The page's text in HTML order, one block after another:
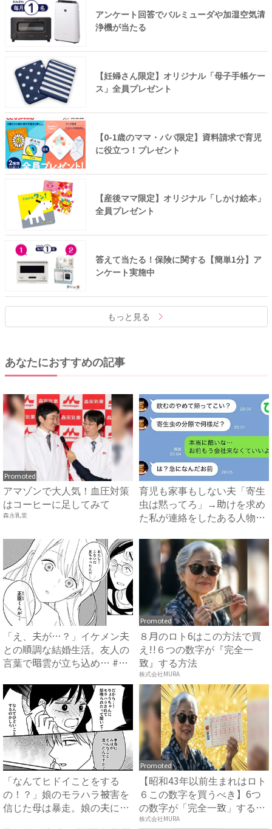
アンケート回答でバルミューダや加湿空気清
浄機が当たる
【妊婦さん限定】オリジナル「母子手帳ケー
ス」全員プレゼント
【0-1歳のママ・パパ限定】資料請求で育児
に役立つ！プレゼント
【産後ママ限定】オリジナル「しかけ絵本」
全員プレゼント
答えて当たる！保険に関する【簡単1分】ア
ンケート実施中
もっと見る
あなたにおすすめの記事
Promoted
アマゾンで大人気！血圧対策
はコーヒーに足してみて
森永乳業
育児も家事もしない夫「寄生
虫は黙ってろ」→助けを求め
た私が連絡をしたある人物と
「え、夫が…？」イケメン夫
との順調な結婚生活。友人の
言葉で暗雲が立ち込め… #
Promoted
８月のロト6はこの方法で買
え!!６つの数字が『完全一
致』する方法
株式会社MURA
「なんてヒドイことをする
の！？」娘のモラハラ被害を
信じた母は暴走。娘の夫に電
Promoted
【昭和43年以前生まれはロト
６この数字を買うべき】6つ
の数字が「完全一致」する
方...
株式会社MURA